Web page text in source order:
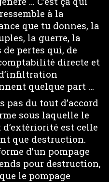
à la
que tu donnes, la
la guerre, la
pertes qui, de
directe et
quelque part …
pas du tout d’accord
sous laquelle le
est celle
que destruction.
d’un pompage
pour destruction,
le pompage